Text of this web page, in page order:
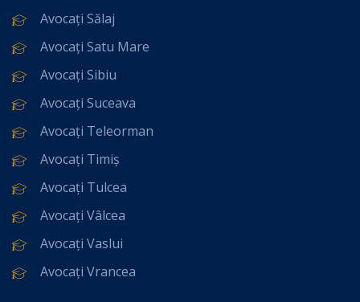
Avocați Sălaj
Avocați Satu Mare
Avocați Sibiu
Avocați Suceava
Avocați Teleorman
Avocați Timiș
Avocați Tulcea
Avocați Vâlcea
Avocați Vaslui
Avocați Vrancea